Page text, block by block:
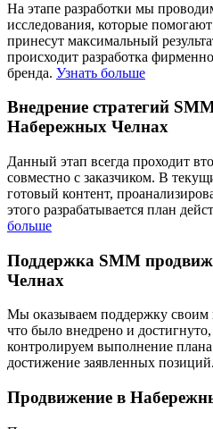
На этапе разработки мы
исследования, которые
принесут максимальный
происходит разработка
бренда. Узнать больше
Внедрение стратегий
Набережных Челнах
Данный этап всегда проходит
совместно с заказчиком. В
готовый контент,
этого разрабатывается план
больше
Поддержка SMM
Челнах
Мы оказываем поддержку своим
что было внедрено и
контролируем выполнение
достижение заявленных позиций.
Продвижение в